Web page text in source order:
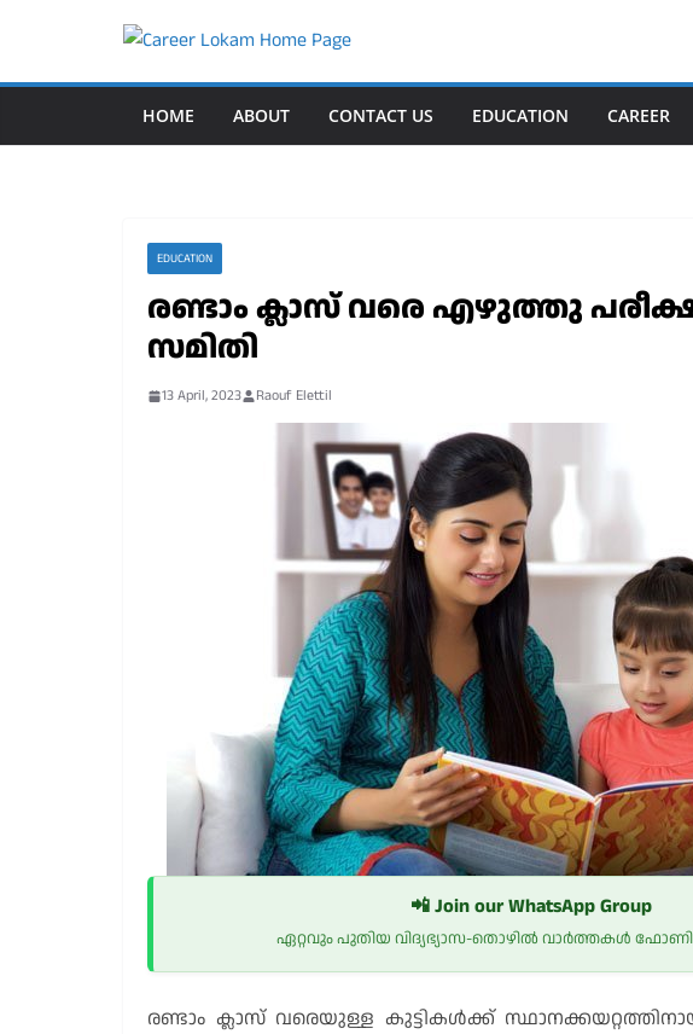
content
HOME ABOUT CONTACT US EDUCATION CAREER
EDUCATION
രണ്ടാം ക്ലാസ് വരെ എഴുത്തു
സമിതി
13 April, 2023 Raouf Elettil
📲 Join our WhatsApp Group
ഏറ്റവും പുതിയ വിദ്യഭ്യാസ-തൊഴിൽ വാർത്തകൾ
രണ്ടാം ക്ലാസ് വരെയുള്ള കുട്ടികൾക്ക്